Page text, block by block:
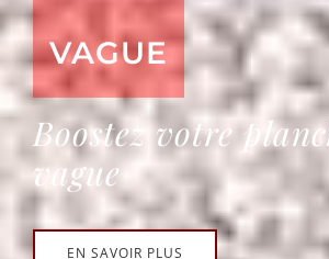
VAGUE
Boostez votre
vague
EN SAVOIR PLUS